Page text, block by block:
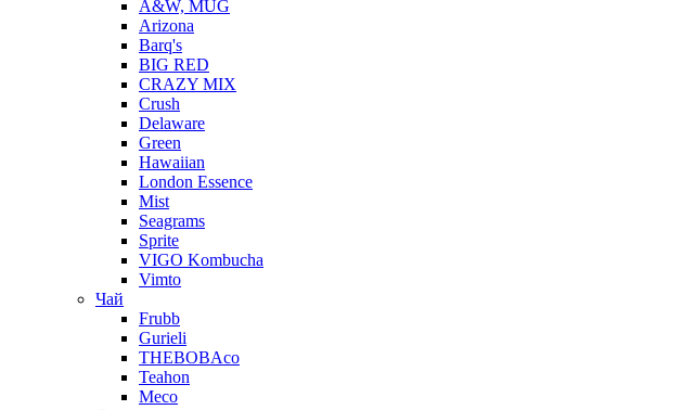
A&W, MUG
Arizona
Barq's
BIG RED
CRAZY MIX
Crush
Delaware
Green
Hawaiian
London Essence
Mist
Seagrams
Sprite
VIGO Kombucha
Vimto
Чай
Frubb
Gurieli
THEBOBAco
Teahon
Meco